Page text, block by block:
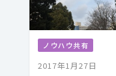
ノウハウ共有
2017年1月27日